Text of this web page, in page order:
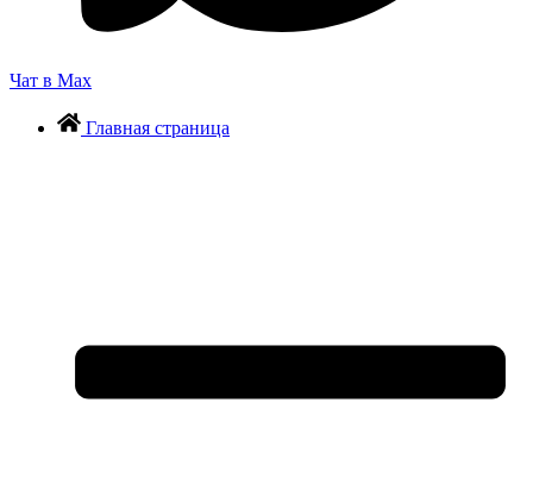
Чат в Max
Главная страница